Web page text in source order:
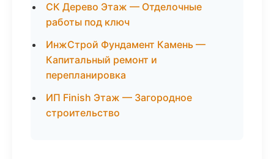
СК Дерево Этаж — Отделочные
работы под ключ
ИнжСтрой Фундамент Камень —
Капитальный ремонт и
перепланировка
ИП Finish Этаж — Загородное
строительство